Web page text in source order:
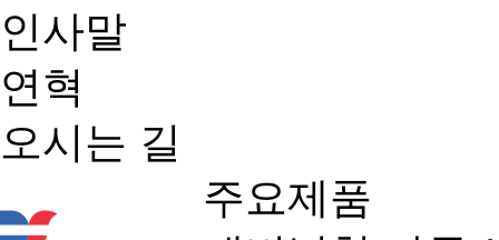
인사말
연혁
오시는 길
주요제품